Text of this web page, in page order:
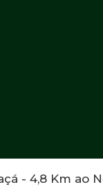
- 4,8 Km ao